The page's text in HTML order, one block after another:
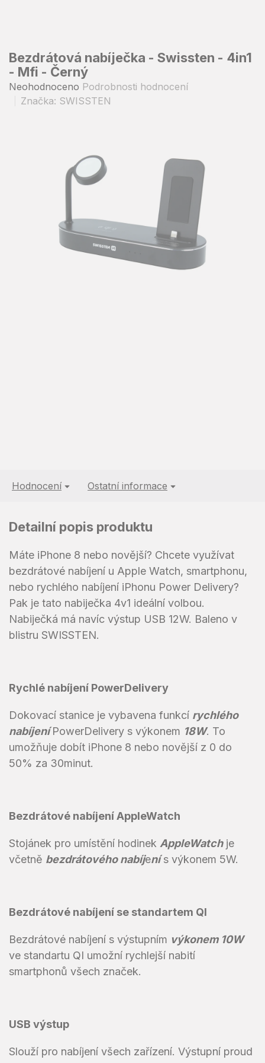
Bezdrátová nabíječka - Swissten - 4in1
- Mfi - Černý
Průměrné
hodnocení
Neohodnoceno Podrobnosti hodnocení
Značka: SWISSTEN
Hodnocení Ostatní informace
Detailní popis produktu
Máte iPhone 8 nebo novější? Chcete využívat
bezdrátové nabíjení u Apple Watch, smartphonu,
nebo rychlého nabíjení iPhonu Power Delivery?
Pak je tato nabiječka 4v1 ideální volbou.
Nabiječká má navíc výstup USB 12W. Baleno v
blistru SWISSTEN.
Rychlé nabíjení PowerDelivery
Dokovací stanice je vybavena funkcí rychlého
nabíjeníPowerDelivery s výkonem 18W. To
umožňuje dobít iPhone 8 nebo novější z 0 do
50% za 30minut.
Bezdrátové nabíjení AppleWatch
Stojánek pro umístění hodinek AppleWatchje
včetně bezdrátového nabíjenís výkonem 5W.
Bezdrátové nabíjení se standartem QI
Bezdrátové nabíjení s výstupním výkonem 10W
ve standartu QI umožní rychlejší nabití
smartphonů všech značek.
USB výstup
Slouží pro nabíjení všech zařízení. Výstupní proud